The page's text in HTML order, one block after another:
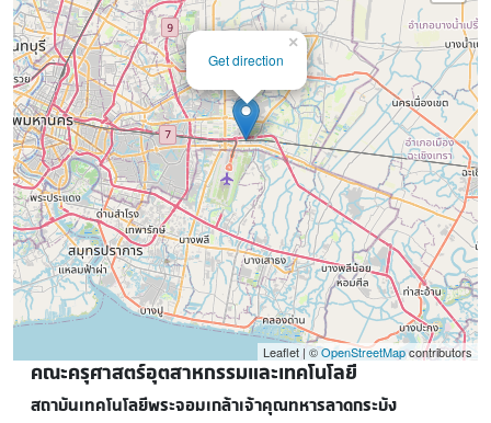
Get direction
×
Leaflet | ©OpenStreetMapcontributors
คณะครุศาสตร์อุตสาหกรรมและเทคโนโลยี
สถาบันเทคโนโลยีพระจอมเกล้าเจ้าคุณทหารลาดกระบัง